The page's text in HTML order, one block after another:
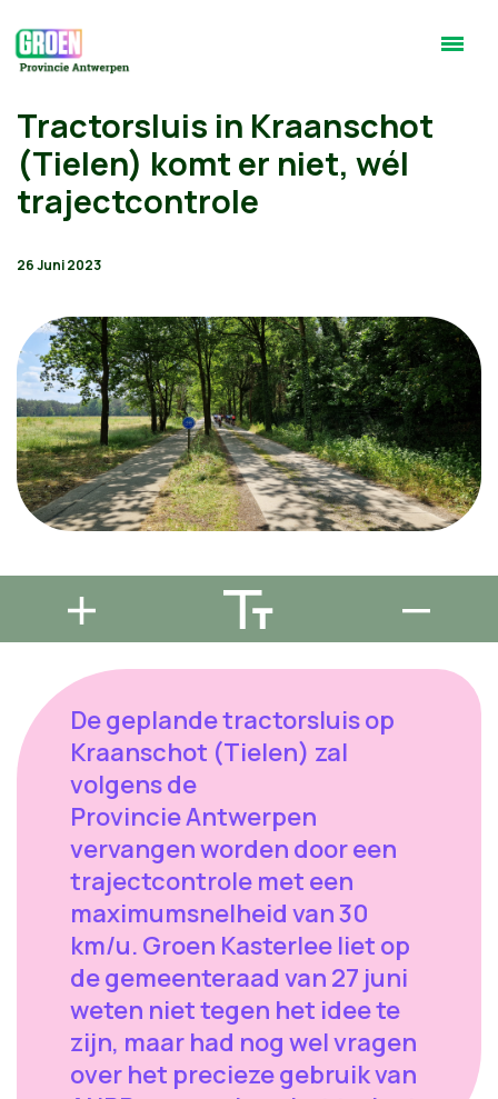
Tractorsluis in Kraanschot
(Tielen) komt er niet, wél
trajectcontrole
26 Juni 2023
De geplande tractorsluis op
Kraanschot (Tielen) zal
volgens de
Provincie Antwerpen
vervangen worden door een
trajectcontrole met een
maximumsnelheid van 30
km/u. Groen Kasterlee liet op
de gemeenteraad van 27 juni
weten niet tegen het idee te
zijn, maar had nog wel vragen
over het precieze gebruik van